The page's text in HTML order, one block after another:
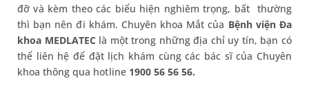
đỡ và kèm theo các biểu hiện nghiêm trọng, bất thường
thì bạn nên đi khám. Chuyên khoa Mắt của Bệnh viện Đa
khoa MEDLATEC là một trong những địa chỉ uy tín, bạn có
thể liên hệ để đặt lịch khám cùng các bác sĩ của Chuyên
khoa thông qua hotline 1900 56 56 56.